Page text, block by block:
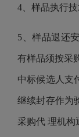
4 、样品执行
5、样品退还
有样品须按采
中标候选人支
继续封存作为
采购代 理机构